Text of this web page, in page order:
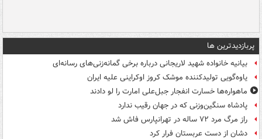
پربازدیدترین ها
بیانیه خانواده شهید لاریجانی درباره برخی گمانه‌زنی‌های رسانه‌ای
یاوه‌گویی تولیدکننده موشک کروز اوکراینی علیه ایران
ماهواره‌ها خسارت انفجار جبل‌علی امارت را لو دادند
پادشاه سنگین‌وزنی که در جهان رقیب ندارد
راز مرگ مرد ۷۲ ساله در تهرانپارس فاش شد
دشان از دست عربستان فرار کرد